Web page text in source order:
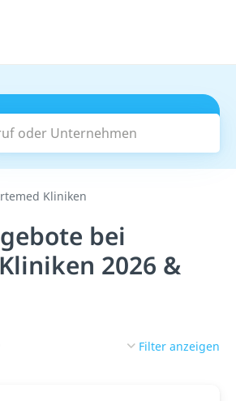
oder Unternehmen
Suchen
Kliniken
bei
2026 &
Filter anzeigen